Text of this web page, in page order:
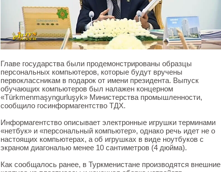
Главе государства были продемонстрированы образцы
персональных компьютеров, которые будут вручены
первоклассникам в подарок от имени президента. Выпуск
обучающих компьютеров был налажен концерном
«Тürkmenmaşyngurluşyk» Министерства промышленности,
сообщило госинформагентство ТДХ.
Информагентство описывает электронные игрушки терминами
«нетбук» и «персональный компьютер», однако речь идет не о
настоящих компьютерах, а об игрушках в виде ноутбуков с
экраном диагональю менее 10 сантиметров (4 дюйма).
Как сообщалось ранее, в Туркменистане производятся внешние